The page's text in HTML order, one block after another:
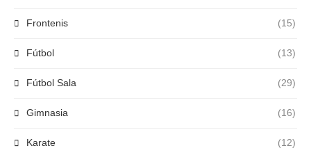
Frontenis (15)
Fútbol (13)
Fútbol Sala (29)
Gimnasia (16)
Karate (12)